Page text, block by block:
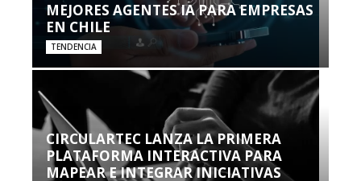
MEJORES AGENTES IA PARA EMPRESAS
EN CHILE
TENDENCIA
CIRCULARTEC LANZA LA PRIMERA
PLATAFORMA INTERACTIVA PARA
MAPEAR E INTEGRAR INICIATIVAS